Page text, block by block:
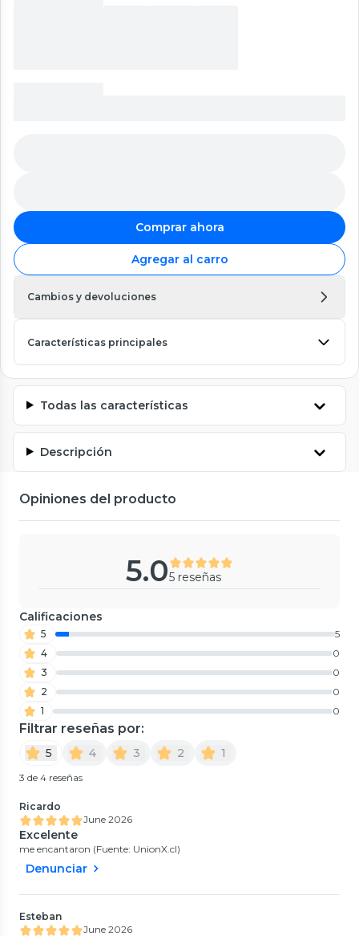
Comprar ahora
Agregar al carro
Cambios y devoluciones
Características principales
Todas las características
Descripción
Opiniones del producto
5.05 reseñas
Calificaciones
5
5
4
0
3
0
2
0
1
0
Filtrar reseñas por:
5 4 3 2 1
3 de 4 reseñas
Ricardo
June 2026
Excelente
me encantaron (Fuente: UnionX.cl)
Denunciar
Esteban
June 2026